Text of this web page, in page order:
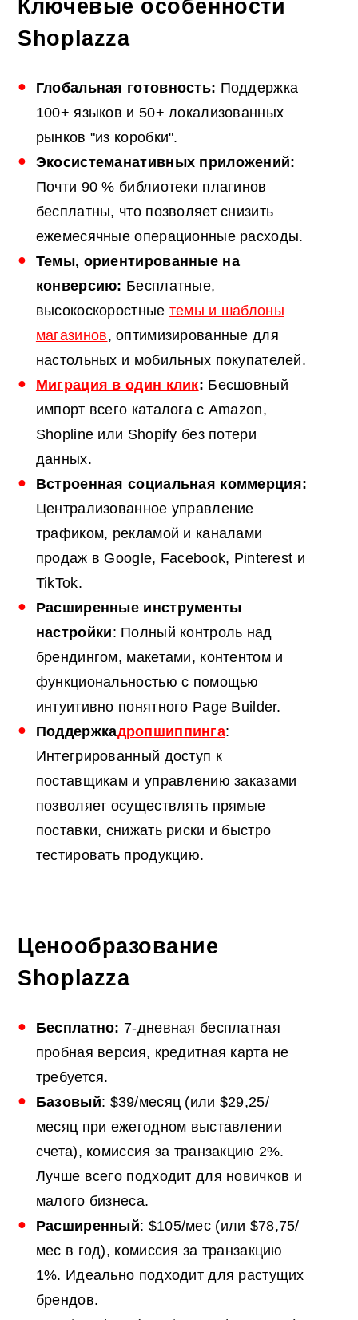
Ключевые особенности
Shoplazza
Глобальная готовность: Поддержка
100+ языков и 50+ локализованных
рынков "из коробки".
Экосистеманативных приложений:
Почти 90 % библиотеки плагинов
бесплатны, что позволяет снизить
ежемесячные операционные расходы.
Темы, ориентированные на
конверсию: Бесплатные,
высокоскоростные темы и шаблоны
магазинов, оптимизированные для
настольных и мобильных покупателей.
Миграция в один клик: Бесшовный
импорт всего каталога с Amazon,
Shopline или Shopify без потери
данных.
Встроенная социальная коммерция:
Централизованное управление
трафиком, рекламой и каналами
продаж в Google, Facebook, Pinterest и
TikTok.
Расширенные инструменты
настройки: Полный контроль над
брендингом, макетами, контентом и
функциональностью с помощью
интуитивно понятного Page Builder.
Поддержкадропшиппинга:
Интегрированный доступ к
поставщикам и управлению заказами
позволяет осуществлять прямые
поставки, снижать риски и быстро
тестировать продукцию.
Ценообразование
Shoplazza
Бесплатно: 7-дневная бесплатная
пробная версия, кредитная карта не
требуется.
Базовый: $39/месяц (или $29,25/
месяц при ежегодном выставлении
счета), комиссия за транзакцию 2%.
Лучше всего подходит для новичков и
малого бизнеса.
Расширенный: $105/мес (или $78,75/
мес в год), комиссия за транзакцию
1%. Идеально подходит для растущих
брендов.